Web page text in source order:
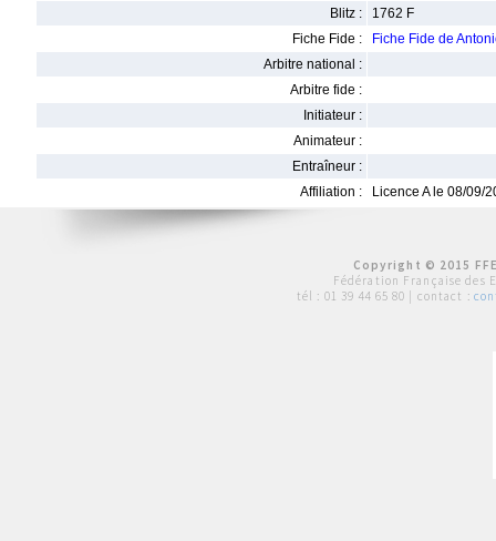
Blitz :
1762 F
Fiche Fide :
Fiche Fide de
Arbitre national :
Arbitre fide :
Initiateur :
Animateur :
Entraîneur :
Affiliation :
Licence A le 08/09/
Copyright © 2015
Fédération Française des
tél : 01 39 44 65 80 | contact :